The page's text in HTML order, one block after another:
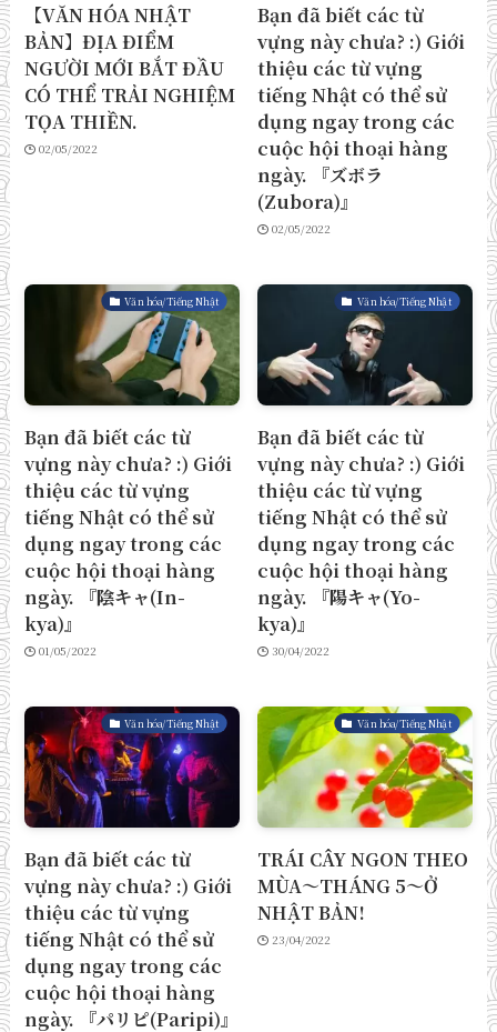
【VĂN HÓA NHẬT
BẢN】ĐỊA ĐIỂM
NGƯỜI MỚI BẮT ĐẦU
CÓ THỂ TRẢI NGHIỆM
TỌA THIỀN.
02/05/2022
Bạn đã biết các từ
vựng này chưa? :) Giới
thiệu các từ vựng
tiếng Nhật có thể sử
dụng ngay trong các
cuộc hội thoại hàng
ngày. 『ズボラ
(Zubora)』
02/05/2022
Văn hóa/Tiếng Nhật
Bạn đã biết các từ
vựng này chưa? :) Giới
thiệu các từ vựng
tiếng Nhật có thể sử
dụng ngay trong các
cuộc hội thoại hàng
ngày. 『陰キャ(In-
kya)』
01/05/2022
Văn hóa/Tiếng Nhật
Bạn đã biết các từ
vựng này chưa? :) Giới
thiệu các từ vựng
tiếng Nhật có thể sử
dụng ngay trong các
cuộc hội thoại hàng
ngày. 『陽キャ(Yo-
kya)』
30/04/2022
Văn hóa/Tiếng Nhật
Bạn đã biết các từ
vựng này chưa? :) Giới
thiệu các từ vựng
tiếng Nhật có thể sử
dụng ngay trong các
cuộc hội thoại hàng
ngày. 『パリピ(Paripi)』
Văn hóa/Tiếng Nhật
TRÁI CÂY NGON THEO
MÙA～THÁNG 5～Ở
NHẬT BẢN!
23/04/2022